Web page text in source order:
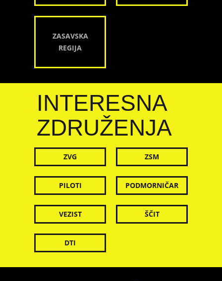
ZASAVSKA
REGIJA
INTERESNA
ZDRUŽENJA
ZVG ZSM
PILOTI PODMORNIČAR
VEZIST ŠČIT
DTI